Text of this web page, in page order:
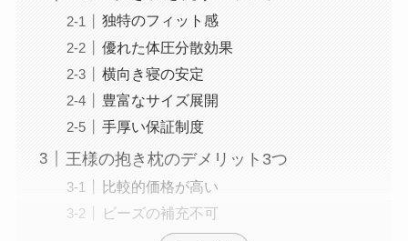
独特のフィット感
優れた体圧分散効果
横向き寝の安定
豊富なサイズ展開
手厚い保証制度
王様の抱き枕のデメリット3つ
比較的価格が高い
ビーズの補充不可